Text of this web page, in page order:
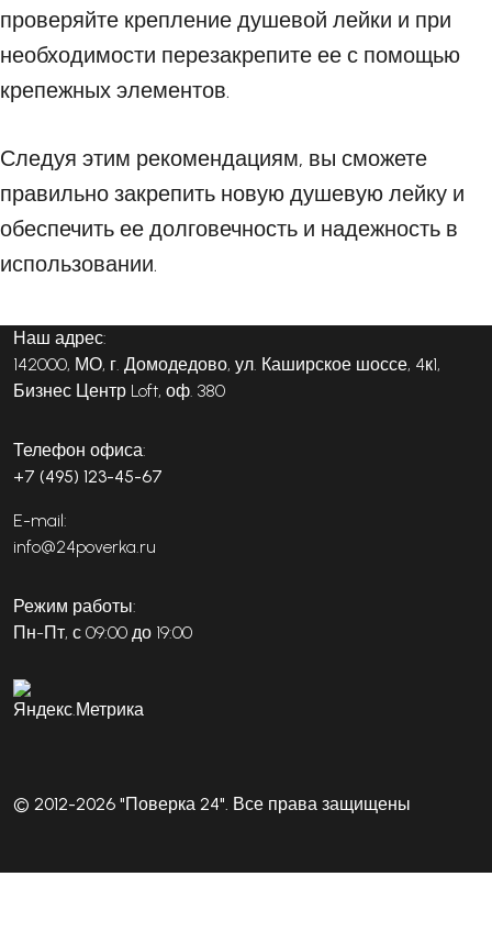
проверяйте крепление душевой лейки и при
необходимости перезакрепите ее с помощью
крепежных элементов.
Следуя этим рекомендациям, вы сможете
правильно закрепить новую душевую лейку и
обеспечить ее долговечность и надежность в
использовании.
Наш адрес:
142000, МО, г. Домодедово, ул. Каширское шоссе, 4к1,
Бизнес Центр Loft, оф. 380
Телефон офиса:
+7 (495) 123-45-67
E-mail:
info@24poverka.ru
Режим работы:
Пн-Пт, с 09:00 до 19:00
© 2012-2026 "Поверка 24". Все права защищены